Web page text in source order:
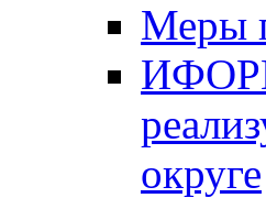
Меры
округе